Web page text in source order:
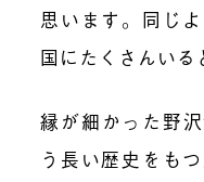
思います。同じ
国にたくさんいる
縁が細かった野
う長い歴史をも